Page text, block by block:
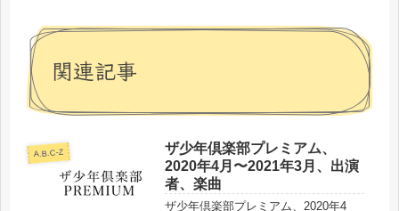
関連記事
A.B.C-Z
ザ少年倶楽部プレミアム、
2020年4月〜2021年3月、出演
者、楽曲
ザ少年倶楽部プレミアム、2020年4